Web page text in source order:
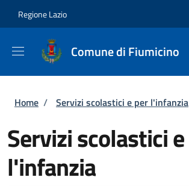
Regione Lazio
Comune di Fiumicino
Briciole di pane
Home / Servizi scolastici e per l'infanzia
Servizi scolastici
l'infanzia